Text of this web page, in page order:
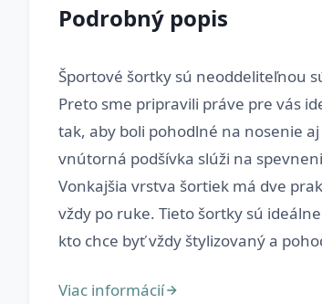
Podrobný popis
Športové šortky sú neoddeliteľnou
Preto sme pripravili práve pre vás
tak, aby boli pohodlné na nosenie
vnútorná podšívka slúži na
Vonkajšia vrstva šortiek má dve
vždy po ruke. Tieto šortky sú